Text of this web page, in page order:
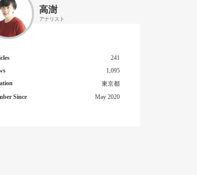
高澍
アナリスト
241
1,095
東京都
Since
May 2020